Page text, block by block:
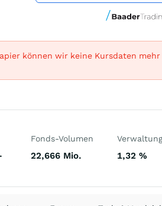
können wir keine Kursdaten
(Welt)
Fonds-Volumen
22,666 Mio. 1,32 %